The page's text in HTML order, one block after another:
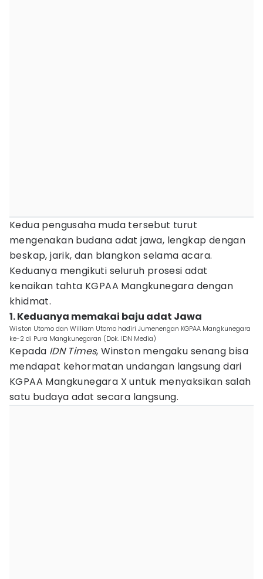
Kedua pengusaha muda tersebut turut
mengenakan budana adat jawa, lengkap dengan
beskap, jarik, dan blangkon selama acara.
Keduanya mengikuti seluruh prosesi adat
kenaikan tahta KGPAA Mangkunegara dengan
khidmat.
1. Keduanya memakai baju adat Jawa
Wiston Utomo dan William Utomo hadiri Jumenengan KGPAA Mangkunegara
ke-2 di Pura Mangkunegaran (Dok. IDN Media)
Kepada IDN Times, Winston mengaku senang bisa
mendapat kehormatan undangan langsung dari
KGPAA Mangkunegara X untuk menyaksikan salah
satu budaya adat secara langsung.